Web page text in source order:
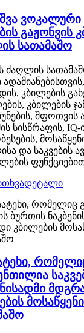
გაჟონვის
სათამაშო
ძაღლის
კბილების
კბილების
შფოთვის
სისწრაფის, IQ-
და საკვების
დეტალი